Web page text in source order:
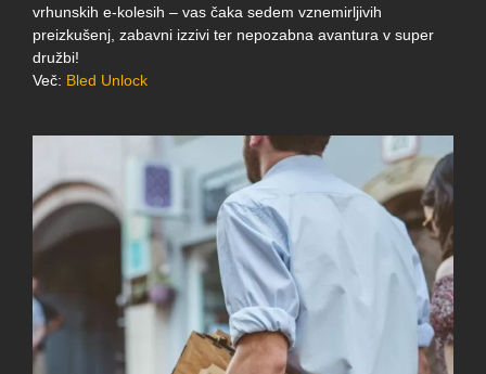
vrhunskih e-kolesih – vas čaka sedem vznemirljivih
preizkušenj, zabavni izzivi ter nepozabna avantura v super
družbi!
Več: Bled Unlock